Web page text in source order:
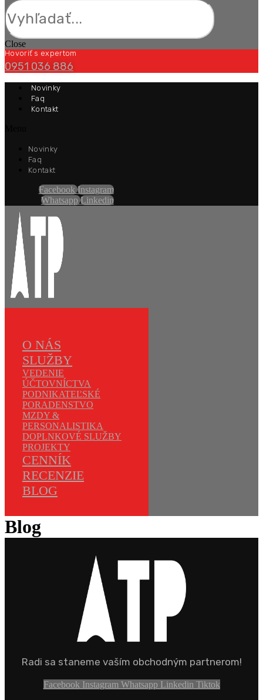
Close
Hovoriť s expertom
0951 036 886
Novinky
Faq
Kontakt
Novinky
Faq
Kontakt
Facebook Instagram
Whatsapp Linkedin
O NÁS
SLUŽBY
VEDENIE
ÚČTOVNÍCTVA
PODNIKATEĽSKÉ
PORADENSTVO
MZDY &
PERSONALISTIKA
DOPLNKOVÉ SLUŽBY
PROJEKTY
CENNÍK
RECENZIE
BLOG
Blog
Radi sa staneme vaším obchodným partnerom!
Facebook Instagram Whatsapp Linkedin Tiktok